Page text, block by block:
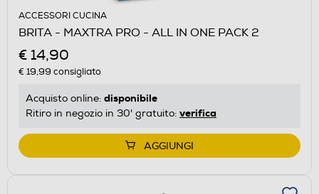
ACCESSORI CUCINA
BRITA - MAXTRA PRO - ALL IN ONE PACK 2
€ 14,90
€ 19,99 consigliato
Acquisto online: disponibile
Ritiro in negozio in 30' gratuito: verifica
AGGIUNGI